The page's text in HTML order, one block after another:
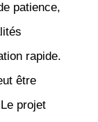
patience,
rapide.
être
projet